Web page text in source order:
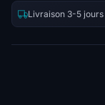
Livraison 3-5 jours